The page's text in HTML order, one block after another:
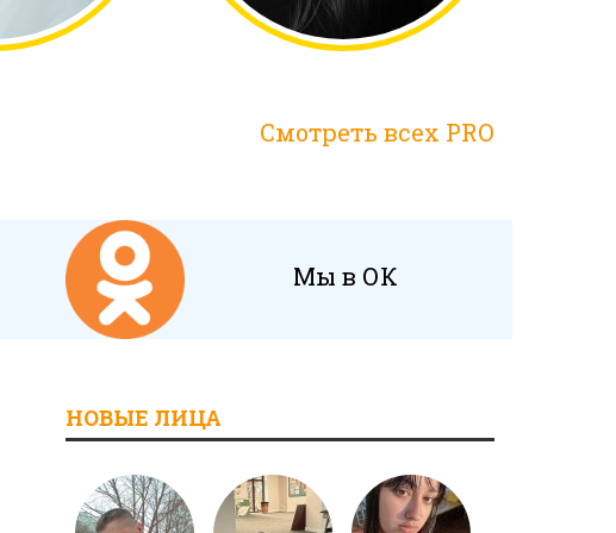
Смотреть всех PRO
Мы в ОК
НОВЫЕ ЛИЦА